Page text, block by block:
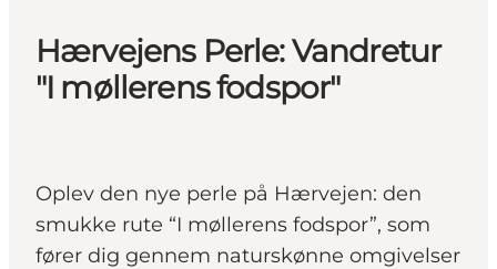
Hærvejens Perle: Vandretur
"I møllerens fodspor"
Oplev den nye perle på Hærvejen: den
smukke rute “I møllerens fodspor”, som
fører dig gennem naturskønne omgivelser